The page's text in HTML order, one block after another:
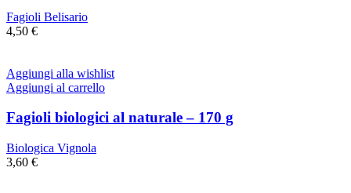
Fagioli Belisario
4,50 €
Aggiungi alla wishlist
Aggiungi al carrello
Fagioli biologici al naturale – 170 g
Biologica Vignola
3,60 €